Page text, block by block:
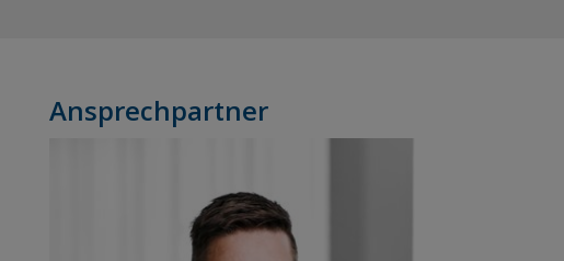
Ansprechpartner